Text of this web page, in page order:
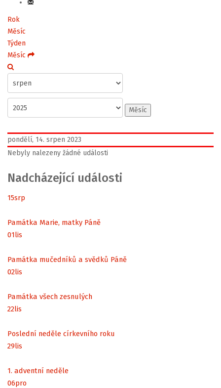
Rok
Měsíc
Týden
Měsíc
Měsíc
pondělí, 14. srpen 2023
Nebyly nalezeny žádné události
Nadcházející události
15srp
Památka Marie, matky Páně
01lis
Památka mučedníků a svědků Páně
02lis
Památka všech zesnulých
22lis
Poslední neděle církevního roku
29lis
1. adventní neděle
06pro